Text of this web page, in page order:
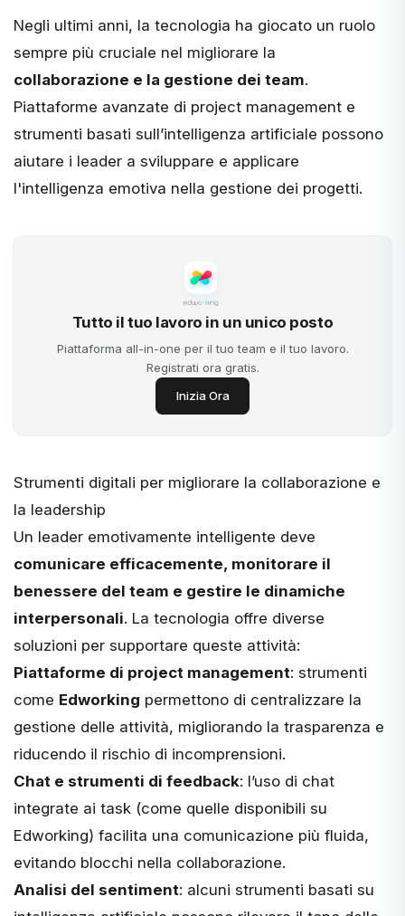
Negli ultimi anni, la tecnologia ha giocato un ruolo
sempre più cruciale nel migliorare la
collaborazione e la gestione dei team.
Piattaforme avanzate di project management e
strumenti basati sull’intelligenza artificiale possono
aiutare i leader a sviluppare e applicare
l'intelligenza emotiva nella gestione dei progetti.
Tutto il tuo lavoro in un unico posto
Piattaforma all-in-one per il tuo team e il tuo lavoro.
Registrati ora gratis.
Inizia Ora
Strumenti digitali per migliorare la collaborazione e
la leadership
Un leader emotivamente intelligente deve
comunicare efficacemente, monitorare il
benessere del team e gestire le dinamiche
interpersonali. La tecnologia offre diverse
soluzioni per supportare queste attività:
Piattaforme di project management: strumenti
come Edworking permettono di centralizzare la
gestione delle attività, migliorando la trasparenza e
riducendo il rischio di incomprensioni​.
Chat e strumenti di feedback: l’uso di chat
integrate ai task (come quelle disponibili su
Edworking) facilita una comunicazione più fluida,
evitando blocchi nella collaborazione.
Analisi del sentiment: alcuni strumenti basati su